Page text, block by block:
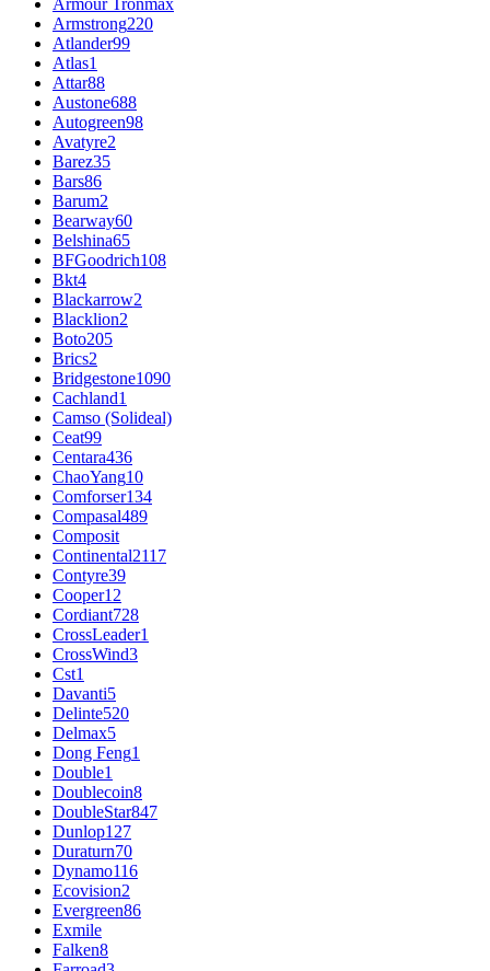
Armour Tronmax
Armstrong220
Atlander99
Atlas1
Attar88
Austone688
Autogreen98
Avatyre2
Barez35
Bars86
Barum2
Bearway60
Belshina65
BFGoodrich108
Bkt4
Blackarrow2
Blacklion2
Boto205
Brics2
Bridgestone1090
Cachland1
Camso (Solideal)
Ceat99
Centara436
ChaoYang10
Comforser134
Compasal489
Composit
Continental2117
Contyre39
Cooper12
Cordiant728
CrossLeader1
CrossWind3
Cst1
Davanti5
Delinte520
Delmax5
Dong Feng1
Double1
Doublecoin8
DoubleStar847
Dunlop127
Duraturn70
Dynamo116
Ecovision2
Evergreen86
Exmile
Falken8